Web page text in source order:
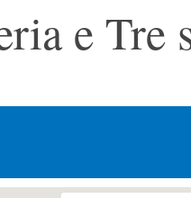
e Tre